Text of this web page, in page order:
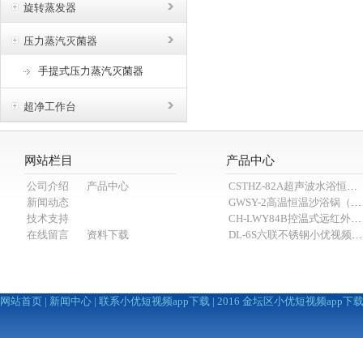
旋转蒸发器
压力蒸汽灭菌器
手提式压力蒸汽灭菌器
超净工作台
网站栏目
公司介绍
产品中心
新闻动态
技术支持
在线留言
资料下载
产品中心
CSTHZ-82A超声波水浴恒温小优视频老版本
GWSY-2高温恒温沙浴锅（600℃）
CH-LWY84B控温式远红外消煮炉
DL-6S六联不锈钢小优视频APP官网下载为爱而生（抽滤装置）
网站首页 | 新闻中心 | 联系小优短视频app下载 | 2016 金坛区小优短视频app下